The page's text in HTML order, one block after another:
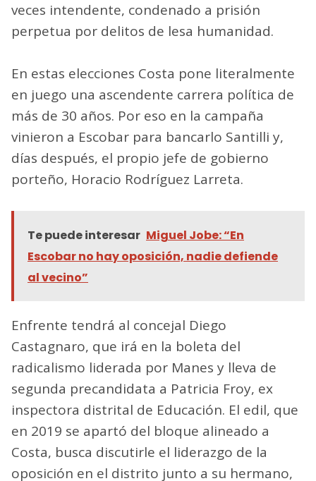
veces intendente, condenado a prisión
perpetua por delitos de lesa humanidad.
En estas elecciones Costa pone literalmente
en juego una ascendente carrera política de
más de 30 años. Por eso en la campaña
vinieron a Escobar para bancarlo Santilli y,
días después, el propio jefe de gobierno
porteño, Horacio Rodríguez Larreta.
Te puede interesar Miguel Jobe: “En
Escobar no hay oposición, nadie defiende
al vecino”
Enfrente tendrá al concejal Diego
Castagnaro, que irá en la boleta del
radicalismo liderada por Manes y lleva de
segunda precandidata a Patricia Froy, ex
inspectora distrital de Educación. El edil, que
en 2019 se apartó del bloque alineado a
Costa, busca discutirle el liderazgo de la
oposición en el distrito junto a su hermano,